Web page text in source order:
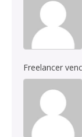
Freelancer